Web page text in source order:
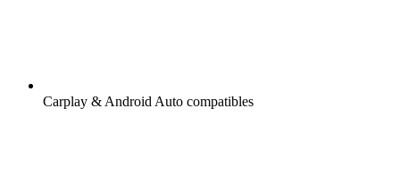
Carplay & Android Auto compatibles